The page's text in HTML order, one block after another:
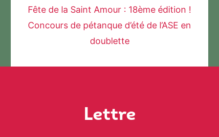
Fête de la Saint Amour : 18ème édition !
Concours de pétanque d’été de l’ASE en
doublette
Lettre